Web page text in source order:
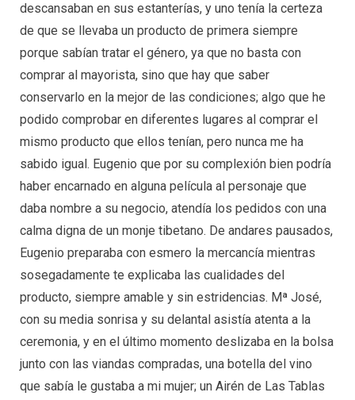
descansaban en sus estanterías, y uno tenía la certeza
de que se llevaba un producto de primera siempre
porque sabían tratar el género, ya que no basta con
comprar al mayorista, sino que hay que saber
conservarlo en la mejor de las condiciones; algo que he
podido comprobar en diferentes lugares al comprar el
mismo producto que ellos tenían, pero nunca me ha
sabido igual. Eugenio que por su complexión bien podría
haber encarnado en alguna película al personaje que
daba nombre a su negocio, atendía los pedidos con una
calma digna de un monje tibetano. De andares pausados,
Eugenio preparaba con esmero la mercancía mientras
sosegadamente te explicaba las cualidades del
producto, siempre amable y sin estridencias. Mª José,
con su media sonrisa y su delantal asistía atenta a la
ceremonia, y en el último momento deslizaba en la bolsa
junto con las viandas compradas, una botella del vino
que sabía le gustaba a mi mujer; un Airén de Las Tablas